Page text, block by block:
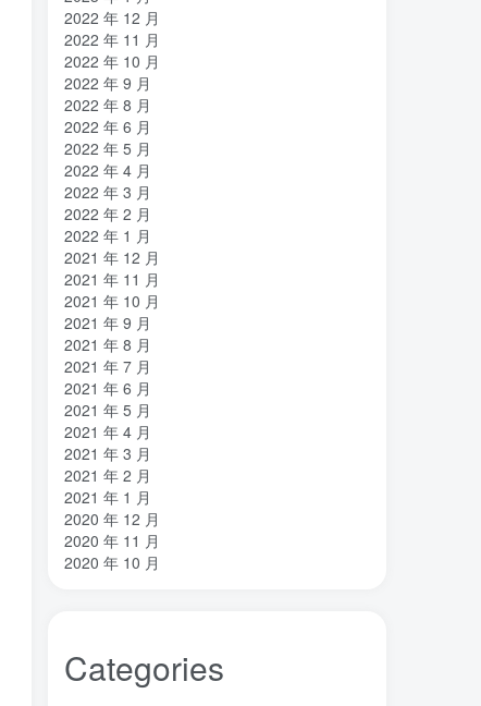
2022 年 12 月
2022 年 11 月
2022 年 10 月
2022 年 9 月
2022 年 8 月
2022 年 6 月
2022 年 5 月
2022 年 4 月
2022 年 3 月
2022 年 2 月
2022 年 1 月
2021 年 12 月
2021 年 11 月
2021 年 10 月
2021 年 9 月
2021 年 8 月
2021 年 7 月
2021 年 6 月
2021 年 5 月
2021 年 4 月
2021 年 3 月
2021 年 2 月
2021 年 1 月
2020 年 12 月
2020 年 11 月
2020 年 10 月
Categories